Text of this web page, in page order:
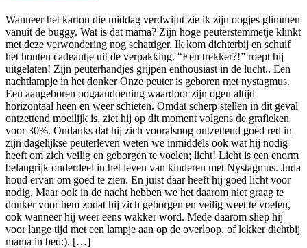
Wanneer het karton die middag verdwijnt zie ik zijn oogjes glimmen
vanuit de buggy. Wat is dat mama? Zijn hoge peuterstemmetje klinkt
met deze verwondering nog schattiger. Ik kom dichterbij en schuif
het houten cadeautje uit de verpakking. “Een trekker?!” roept hij
uitgelaten! Zijn peuterhandjes grijpen enthousiast in de lucht.. Een
nachtlampje in het donker Onze peuter is geboren met nystagmus.
Een aangeboren oogaandoening waardoor zijn ogen altijd
horizontaal heen en weer schieten. Omdat scherp stellen in dit geval
ontzettend moeilijk is, ziet hij op dit moment volgens de grafieken
voor 30%. Ondanks dat hij zich vooralsnog ontzettend goed red in
zijn dagelijkse peuterleven weten we inmiddels ook wat hij nodig
heeft om zich veilig en geborgen te voelen; licht! Licht is een enorm
belangrijk onderdeel in het leven van kinderen met Nystagmus. Juda
houd ervan om goed te zien. En juist daar heeft hij goed licht voor
nodig. Maar ook in de nacht hebben we het daarom niet graag te
donker voor hem zodat hij zich geborgen en veilig weet te voelen,
ook wanneer hij weer eens wakker word. Mede daarom sliep hij
voor lange tijd met een lampje aan op de overloop, of lekker dichtbij
mama in bed:). […]